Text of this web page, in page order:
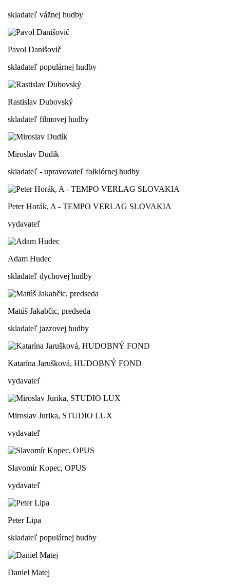
skladateľ vážnej hudby
Pavol Danišovič
skladateľ populárnej hudby
Rastislav Dubovský
skladateľ filmovej hudby
Miroslav Dudík
skladateľ - upravovateľ folklórnej hudby
Peter Horák, A - TEMPO VERLAG SLOVAKIA
vydavateľ
Adam Hudec
skladateľ dychovej hudby
Matúš Jakabčic, predseda
skladateľ jazzovej hudby
Katarína Jarušková, HUDOBNÝ FOND
vydavateľ
Miroslav Jurika, STUDIO LUX
vydavateľ
Slavomír Kopec, OPUS
vydavateľ
Peter Lipa
skladateľ populárnej hudby
Daniel Matej